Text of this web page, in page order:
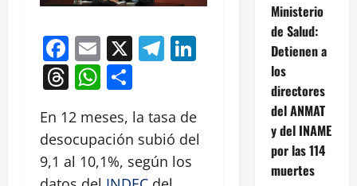
Facebook
Email
X Telegram
LinkedIn
Threads
WhatsApp
En 12 meses, la tasa de
desocupación subió del
9,1 al 10,1%, según los
Ministerio
de Salud:
Detienen a
los
directores
del ANMAT
y del INAME
por las 114
muertes